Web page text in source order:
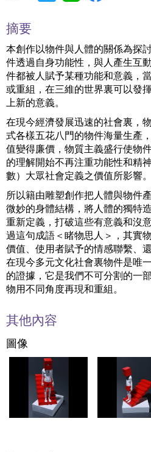
摘要
本創作以物件與人體的關係為探
件透過自身功能性，與人產生互
件都被人賦予某種功能和意義，
或重組，在三維的世界裏可以發
上新的意義。
在現今經濟發展迅速的社會裏，
式各樣五花八門的物件海量生產
值變得廉價，物質主義盛行使物
的理解開始不再注重功能性和精
數）大眾社會定義之價值所影響。
所以籍由雕塑創作把人體與物件
微妙的身體結構，將人體的獨特
重新定義，打破這些有意義和沒
過這句成語＜睹物思人＞，其實
價值、使用者賦予的情感聯繫、
在現今多元文化社會裏物件是唯
的證據，它是我們不可分割的一
物用不同角度再現和重組。
其他內容
圖像